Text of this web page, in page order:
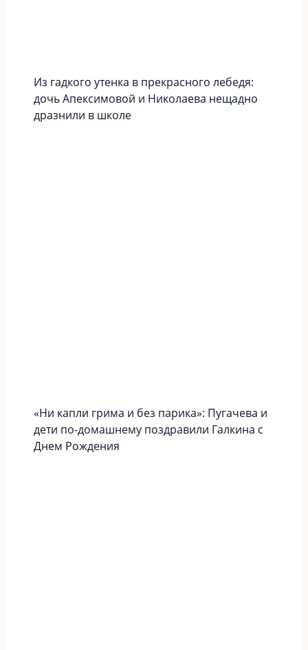
Из гадкого утенка в прекрасного лебедя:
дочь Апексимовой и Николаева нещадно
дразнили в школе
«Ни капли грима и без парика»: Пугачева и
дети по-домашнему поздравили Галкина с
Днем Рождения